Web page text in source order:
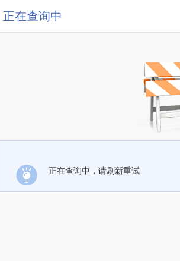
正在查询中
正在查询中，请刷新重试